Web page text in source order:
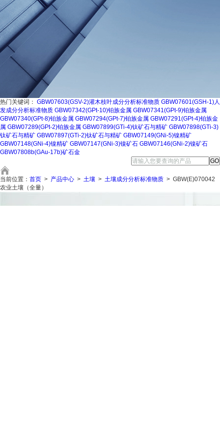
热门关键词： GBW07603(GSV-2)灌木枝叶成分分析标准物质 GBW07601(GSH-1)人
发成分分析标准物质 GBW07342(GPt-10)铂族金属 GBW07341(GPt-9)铂族金属
GBW07340(GPt-8)铂族金属 GBW07294(GPt-7)铂族金属 GBW07291(GPt-4)铂族金
属 GBW07289(GPt-2)铂族金属 GBW07899(GTi-4)钛矿石与精矿 GBW07898(GTi-3)
钛矿石与精矿 GBW07897(GTi-2)钛矿石与精矿 GBW07149(GNi-5)镍精矿
GBW07148(GNi-4)镍精矿 GBW07147(GNi-3)镍矿石 GBW07146(GNi-2)镍矿石
GBW07808b(GAu-17b)矿石金
当前位置： 首页 > 产品中心 > 土壤 > 土壤成分分析标准物质 > GBW(E)070042
农业土壤（全量）